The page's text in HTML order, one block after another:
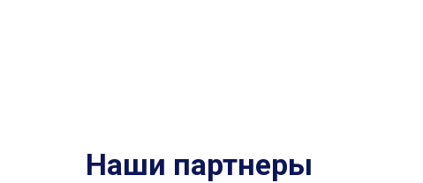
Наши партнеры